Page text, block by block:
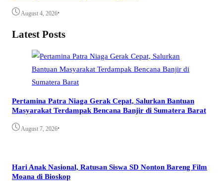
August 4, 2026•
Latest Posts
Pertamina Patra Niaga Gerak Cepat, Salurkan Bantuan
Masyarakat Terdampak Bencana Banjir di Sumatera Barat
August 7, 2026•
Hari Anak Nasional, Ratusan Siswa SD Nonton Bareng Film
Moana di Bioskop